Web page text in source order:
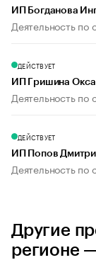
ИП Богданова
Деятельность по
ДЕЙСТВУЕТ
ИП Гришина
Деятельность по
ДЕЙСТВУЕТ
ИП Попов
Деятельность по
Другие
регионе